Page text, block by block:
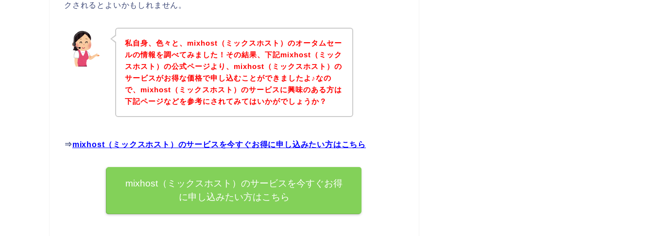
クされるとよいかもしれません。
私自身、色々と、mixhost（ミックスホスト）のオータムセー
ルの情報を調べてみました！その結果、下記mixhost（ミック
スホスト）の公式ページより、mixhost（ミックスホスト）の
サービスがお得な価格で申し込むことができましたよ♪なの
で、mixhost（ミックスホスト）のサービスに興味のある方は
下記ページなどを参考にされてみてはいかがでしょうか？
⇒mixhost（ミックスホスト）のサービスを今すぐお得に申し込みたい方はこちら
mixhost（ミックスホスト）のサービスを今すぐお得
に申し込みたい方はこちら